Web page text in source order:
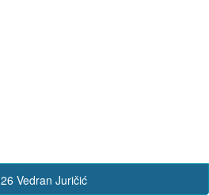
Vedran Juričić